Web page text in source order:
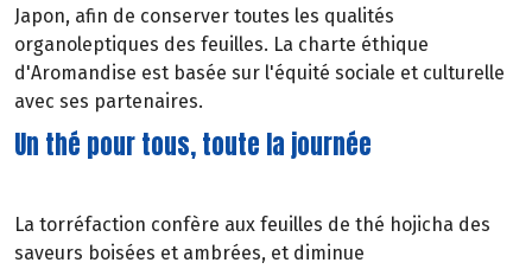
Japon, afin de conserver toutes les qualités
organoleptiques des feuilles. La charte éthique
d'Aromandise est basée sur l'équité sociale et culturelle
avec ses partenaires.
Un thé pour tous, toute la journée
La torréfaction confère aux feuilles de thé hojicha des
saveurs boisées et ambrées, et diminue